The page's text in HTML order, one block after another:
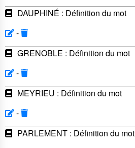
DAUPHINÉ : Définition du mot
-
GRENOBLE : Définition du mot
-
MEYRIEU : Définition du mot
-
PARLEMENT : Définition du mot